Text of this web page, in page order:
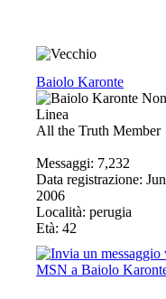
Baiolo Karonte
All the Truth Member
Messaggi: 7,232
Data registrazione: Jun
2006
Località: perugia
Età: 42